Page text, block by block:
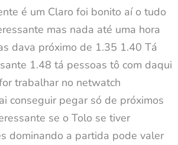
é um Claro foi bonito aí o tudo
mas nada até uma hora
dava próximo de 1.35 1.40 Tá
1.48 tá pessoas tô com daqui
trabalhar no netwatch
conseguir pegar só de próximos
se o Tolo se tiver
dominando a partida pode valer